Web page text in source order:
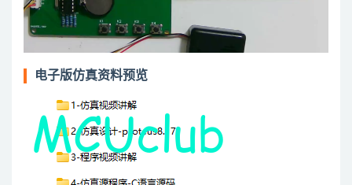
电子版仿真资料预览